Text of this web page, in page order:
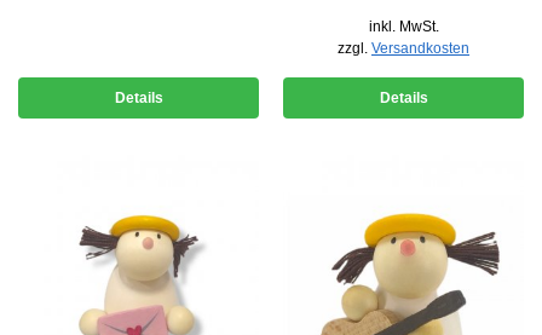
Details
inkl. MwSt.
zzgl. Versandkosten
Details